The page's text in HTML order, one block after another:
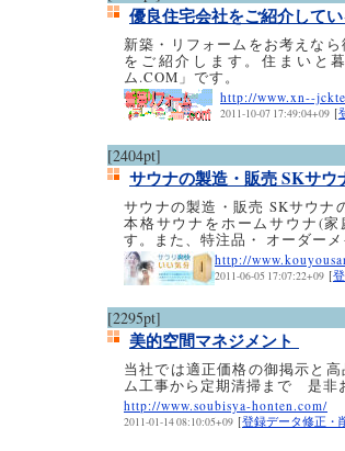
優良住宅会社をご紹介して
新築・リフォームをお考えな
をご紹介します。住まいと
ム.COM」です。
http://www.xn--
2011-10-07 17:49:04+09 [
[2404pt]
サウナの製造・販売 SKサウ
サウナの製造・販売 SKサウナ
本格サウナをホームサウナ(
す。また、特注品・ オーダーメ
http://
2011-06-05 17:07:22+09 [
[2295pt]
美的空間マネジメント
当社では適正価格の御掲示と
ム工事から定期清掃まで 是非
http://www.soubisya-honten.com/
2011-01-14 08:10:05+09 [登録データ修正・